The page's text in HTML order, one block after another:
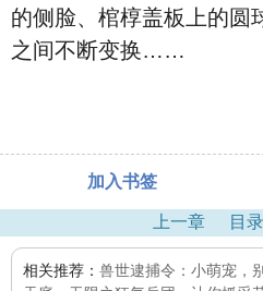
的侧脸、棺椁盖板上的圆
之间不断变换……
加入书签
上一章 目录
相关推荐： 兽世逮捕令：小萌宠，